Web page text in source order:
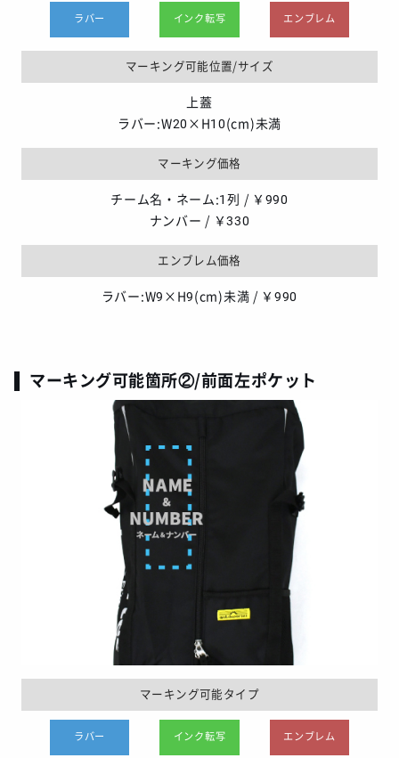
ラバー インク転写 エンブレム
マーキング可能位置/サイズ
上蓋
ラバー:W20×H10(cm)未満
マーキング価格
チーム名・ネーム:1列 / ￥990
ナンバー / ￥330
エンブレム価格
ラバー:W9×H9(cm)未満 / ￥990
マーキング可能箇所②/前面左ポケット
マーキング可能タイプ
ラバー インク転写 エンブレム